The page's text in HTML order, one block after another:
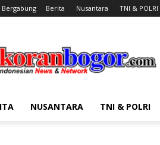
Bergabung Berita Nusantara TNI & POLRI
Bogor
NUSANTARA TNI & POLRI